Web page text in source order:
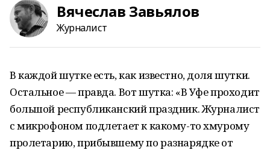
Вячеслав Завьялов
Журналист
В каждой шутке есть, как известно, доля шутки.
Остальное — правда. Вот шутка: «В Уфе проходит
большой республиканский праздник. Журналист
с микрофоном подлетает к какому-то хмурому
пролетарию, прибывшему по разнарядке от